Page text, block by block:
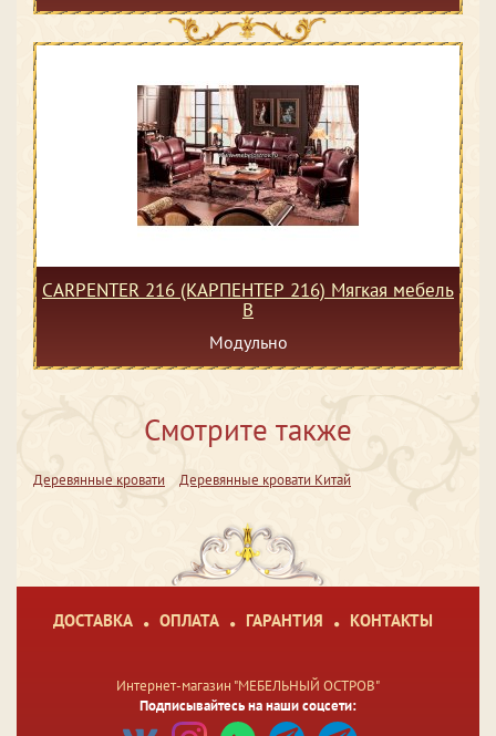
CARPENTER 216 (КАРПЕНТЕР 216) Мягкая мебель
В
Модульно
Смотрите также
Деревянные кровати Деревянные кровати Китай
ДОСТАВКА ОПЛАТА ГАРАНТИЯ КОНТАКТЫ
Интернет-магазин "МЕБЕЛЬНЫЙ ОСТРОВ"
Подписывайтесь на наши соцсети: